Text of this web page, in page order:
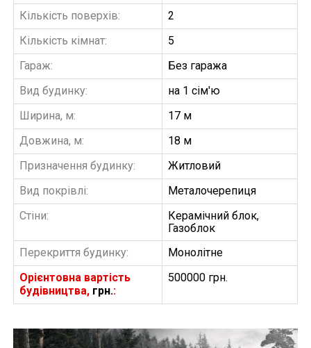
Кількість поверхів:
2
Кількість кімнат:
5
Гараж:
Без гаража
Вид будинку:
на 1 сім'ю
Ширина, м:
17 м
Довжина, м:
18 м
Призначення будинку:
Житловий
Вид покрівлі:
Металочерепиця
Стіни:
Керамічний блок,
Газоблок
Перекриття будинку:
Монолітне
Орієнтовна вартість
будівництва, грн.:
500000 грн.